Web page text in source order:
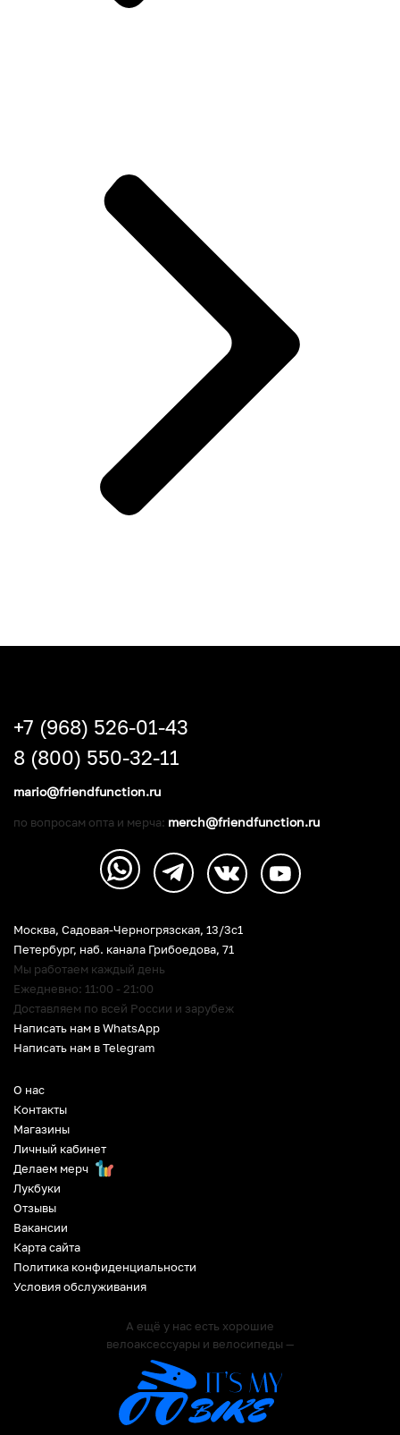
О нас
Контакты
Магазины
Личный кабинет
Делаем мерч
Лукбуки
Отзывы
Вакансии
Карта сайта
Политика конфиденциальности
Условия обслуживания
А ещё у нас есть хорошие
велоаксессуары и велосипеды —
Москва, Садовая-Черногрязская, 13/3c1
Петербург, наб. канала Грибоедова, 71
Мы работаем каждый день
Ежедневно: 11:00 - 21:00
Доставляем по всей России и зарубеж
Написать нам в WhatsApp
Написать нам в Telegram
+7 (968) 526-01-43
8 (800) 550-32-11
mario@friendfunction.ru
по вопросам опта и мерча: merch@friendfunction.ru